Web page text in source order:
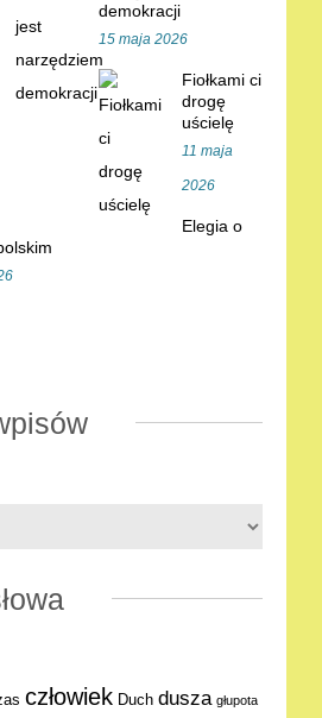
demokracji
15 maja 2026
Fiołkami ci
drogę
uścielę
11 maja
2026
Elegia o
człowiek Duch dusza głupota